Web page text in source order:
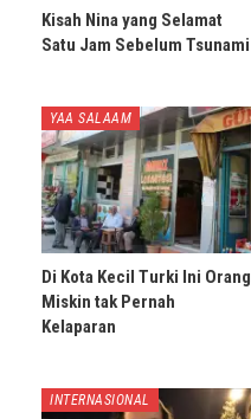
Kisah Nina yang Selamat
Satu Jam Sebelum Tsunami
YAA SALAAM
Di Kota Kecil Turki Ini Orang
Miskin tak Pernah
Kelaparan
INTERNASIONAL